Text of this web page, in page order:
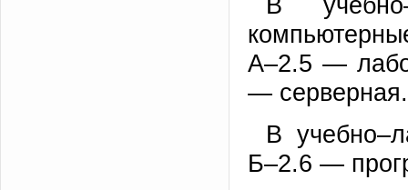
А–2.5 —
— серверная.
В
Б–2.6 —